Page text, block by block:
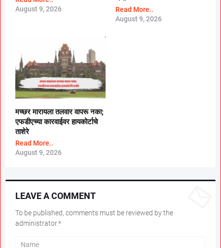
August 9, 2026
Read More..
August 9, 2026
मच्छर मारायला तलवार वापरू नका;
एफडीएच्या कारवाईवर हायकोर्टाचे
ताशेरे
Read More..
August 9, 2026
LEAVE A COMMENT
To be published, comments must be reviewed by the
administrator.*